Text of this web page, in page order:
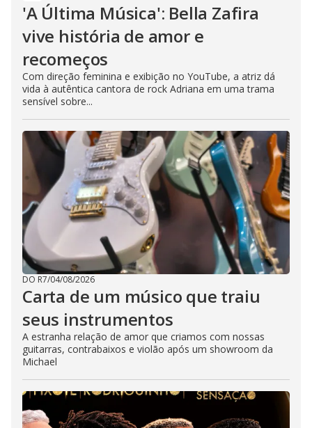
'A Última Música': Bella Zafira
vive história de amor e
recomeços
Com direção feminina e exibição no YouTube, a atriz dá
vida à autêntica cantora de rock Adriana em uma trama
sensível sobre...
DO R7/04/08/2026
Carta de um músico que traiu
seus instrumentos
A estranha relação de amor que criamos com nossas
guitarras, contrabaixos e violão após um showroom da
Michael